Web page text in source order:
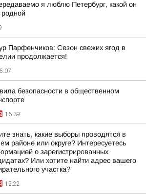
я люблю Петербург, какой он
Парфенчиков: Сезон свежих ягод в
продолжается!
безопасности в общественном
16:39
знать, какие выборы проводятся в
районе или округе? Интересуетесь
о зарегистрированных
Или хотите найти адрес вашего
участка?
15:22